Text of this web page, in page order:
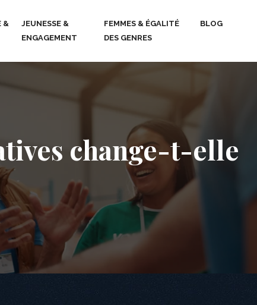
&
JEUNESSE &
ENGAGEMENT
FEMMES & ÉGALITÉ
DES GENRES
BLOG
change-t-elle